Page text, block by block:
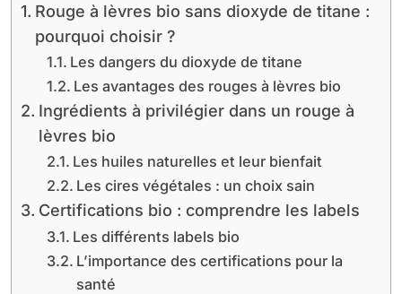
Rouge à lèvres bio sans dioxyde de titane :
pourquoi choisir ?
Les dangers du dioxyde de titane
Les avantages des rouges à lèvres bio
Ingrédients à privilégier dans un rouge à
lèvres bio
Les huiles naturelles et leur bienfait
Les cires végétales : un choix sain
Certifications bio : comprendre les labels
Les différents labels bio
L’importance des certifications pour la
santé